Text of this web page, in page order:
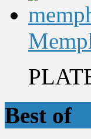
Best of